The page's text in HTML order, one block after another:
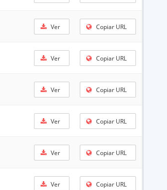
Ver Copiar URL
Ver Copiar URL
Ver Copiar URL
Ver Copiar URL
Ver Copiar URL
Ver Copiar URL